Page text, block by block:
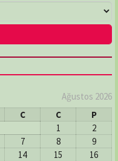
Ağustos 2026
C C
P
1
2
7 8
9
14 15
16